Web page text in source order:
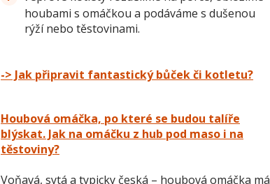
houbami s omáčkou a podáváme s dušenou
rýží nebo těstovinami.
-> Jak připravit fantastický bůček či kotletu?
Houbová omáčka, po které se budou talíře
blýskat. Jak na omáčku z hub pod maso i na
těstoviny?
Voňavá, sytá a typicky česká – houbová omáčka má